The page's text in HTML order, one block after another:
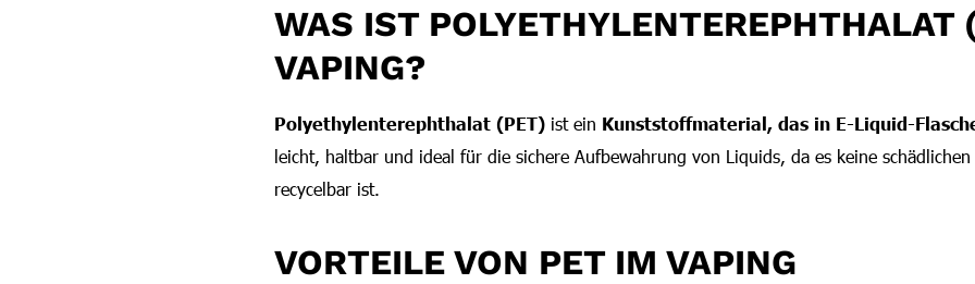
WAS IST POLYETHYLENTEREPHTHALAT
VAPING?
Polyethylenterephthalat (PET) ist ein Kunststoffmaterial, das in E-Liquid-
leicht, haltbar und ideal für die sichere Aufbewahrung von Liquids, da es keine
recycelbar ist.
VORTEILE VON PET IM VAPING